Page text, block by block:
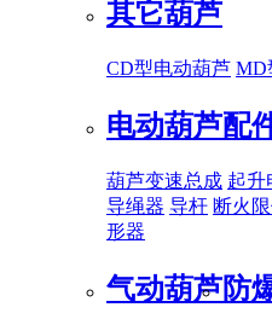
其它葫芦
CD型电动葫芦 MD
电动葫芦配
葫芦变速总成 起升
导绳器 导杆 断火
形器
气动葫芦防